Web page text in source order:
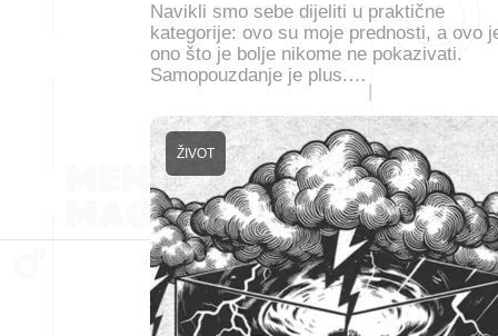
Navikli smo sebe dijeliti u praktične
kategorije: ovo su moje prednosti, a ovo
ono što je bolje nikome ne pokazivati.
Samopouzdanje je plus.…
ŽIVOT